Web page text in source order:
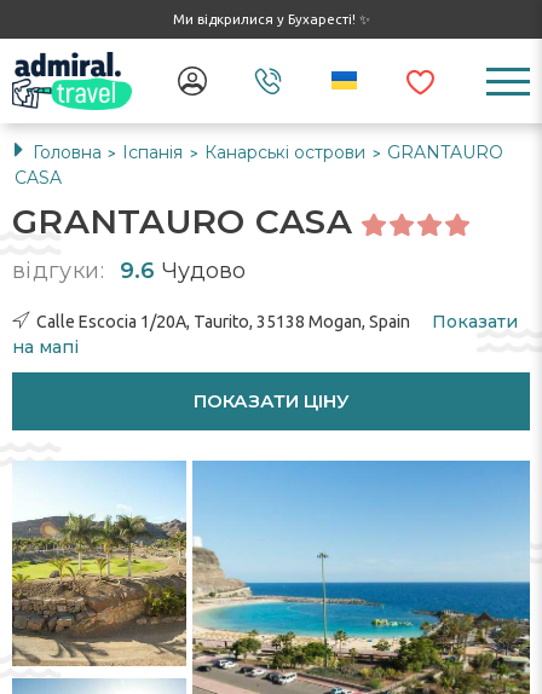
Ми відкрилися у Бухаресті! ✨
Головна > Іспанія > Канарські острови > GRANTAURO
CASA
GRANTAURO CASA
відгуки: 9.6 Чудово
Calle Escocia 1/20A, Taurito, 35138 Mogan, Spain
Показати
на мапі
ПОКАЗАТИ ЦІНУ